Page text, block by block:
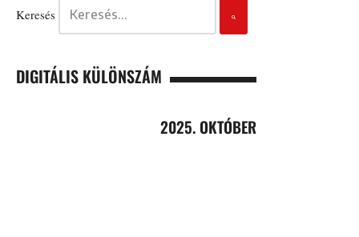
Keresés
DIGITÁLIS KÜLÖNSZÁM
2025. OKTÓBER